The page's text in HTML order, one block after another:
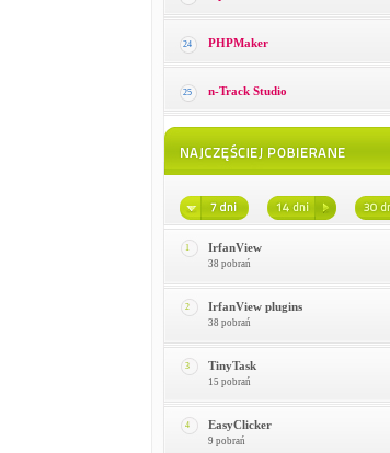
24 PHPMaker
25 n-Track Studio
1 IrfanView
38 pobrań
2 IrfanView plugins
38 pobrań
3 TinyTask
15 pobrań
4 EasyClicker
9 pobrań